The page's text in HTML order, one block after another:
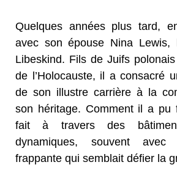
Quelques années plus tard,
avec son épouse Nina Lewis,
Libeskind. Fils de Juifs
de l’Holocauste, il a consacré
de son illustre carrière à la
son héritage. Comment il a pu
fait à travers des
dynamiques, souvent avec
frappante qui semblait défier la